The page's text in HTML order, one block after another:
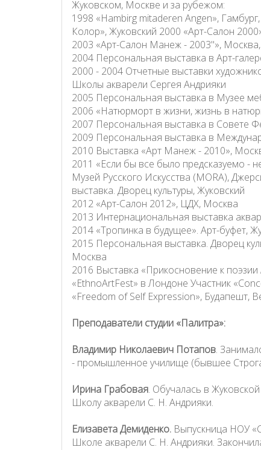
Жуковском, Москве и за рубежом:
1998 «Hambirg mitaderen Angen»,
Колор», Жуковский 2000 «Арт-Салон
2003 «Арт-Салон Манеж - 2003"»,
2004 Персональная выставка в Арт-
2000 - 2004 Отчетные выставки
Школы акварели Сергея Андрияки
2005 Персональная выставка в Музее
2006 «Натюрморт в жизни, жизнь в
2007 Персональная выставка в Совете
2009 Персональная выставка в
2010 Выставка «Арт Манеж - 2010»,
2011 «Если бы все было предсказуемо -
Музей Русского Искусства (MORA),
выставка. Дворец культуры, Жуковский
2012 «Арт-Салон 2012», ЦДХ, Москва
2013 Интернациональная выставка
2014 «Тропинка в будущее». Арт-буфет,
2015 Персональная выставка. Дворец
Москва
2016 Выставка «Прикосновение к
«EthnoArtFest» в Лондоне Участник
«Freedom of Self Expression», Будапешт,
Преподаватели студии «Палитра»:
Владимир Николаевич Потапов.
- промышленное училище (бывшее
Ирина Грабовая. Обучалась в
Школу акварели С. Н. Андрияки.
Елизавета Демиденко.Выпускница НОУ
Школе акварели С. Н. Андрияки.